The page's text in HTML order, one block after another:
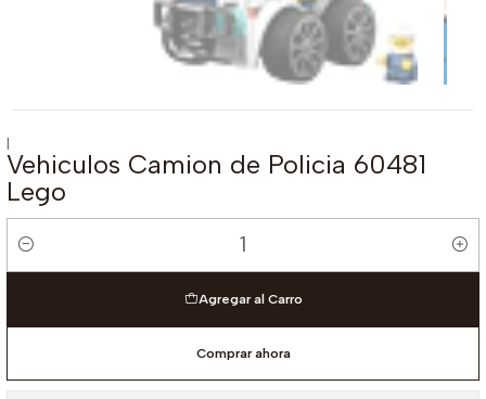
|
Vehiculos Camion de Policia 60481
Lego
Cantidad
Agregar al Carro
Comprar ahora